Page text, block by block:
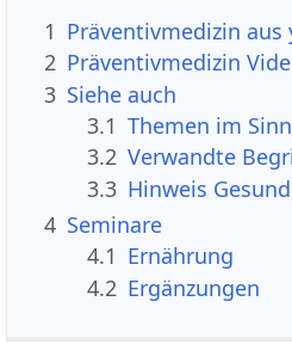
1 Präventivmedizin aus
2 Präventivmedizin
3 Siehe auch
3.1 Themen im
3.2 Verwandte
3.3 Hinweis
4 Seminare
4.1 Ernährung
4.2 Ergänzungen